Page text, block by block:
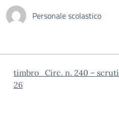
Personale scolastico
timbro_Circ. n. 240 –
26